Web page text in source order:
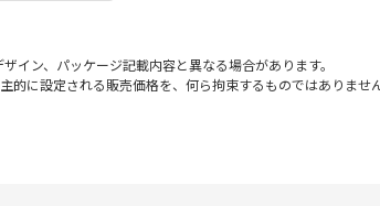
イン、パッケージ記載内容と異なる場合があります。
的に設定される販売価格を、何ら拘束するものではありませ